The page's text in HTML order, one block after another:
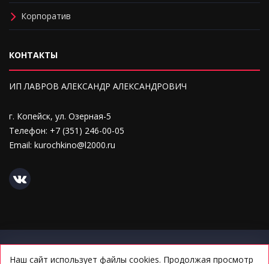
Корпоратив
КОНТАКТЫ
ИП ЛАВРОВ АЛЕКСАНДР АЛЕКСАНДРОВИЧ
г. Копейск, ул. Озерная-5
Телефон: +7 (351) 246-00-05
Email: kurochkino@l2000.ru
Политика конфиденциальности персональных данных
Наш сайт использует файлы cookies. Продолжая просмотр